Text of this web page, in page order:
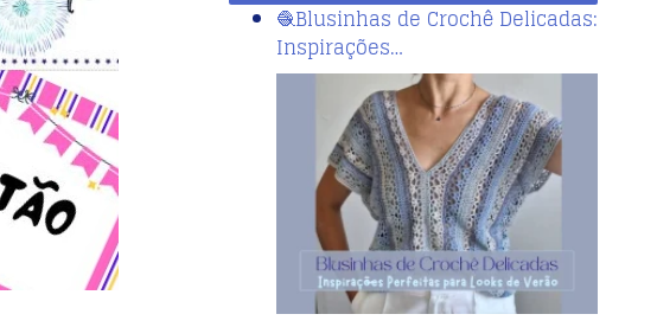
🧶Blusinhas de Crochê Delicadas:
Inspirações…